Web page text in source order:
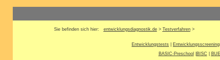
Sie befinden sich hier: entwicklungsdiagnostik.de> Testverfahren>
Entwicklungstests
BASIC-Preschool
BISC